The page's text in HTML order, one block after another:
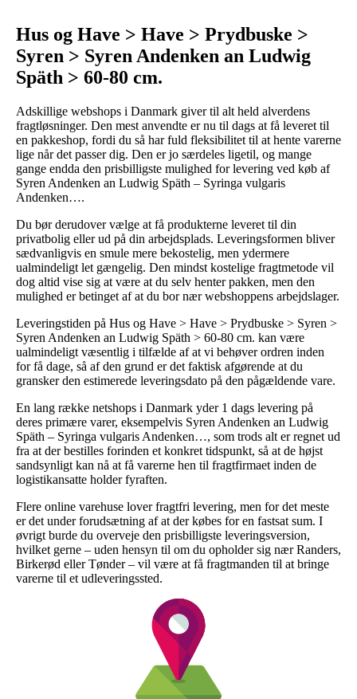
Hus og Have > Have > Prydbuske >
Syren > Syren Andenken an Ludwig
Späth > 60-80 cm.
Adskillige webshops i Danmark giver til alt held alverdens
fragtløsninger. Den mest anvendte er nu til dags at få leveret til
en pakkeshop, fordi du så har fuld fleksibilitet til at hente varerne
lige når det passer dig. Den er jo særdeles ligetil, og mange
gange endda den prisbilligste mulighed for levering ved køb af
Syren Andenken an Ludwig Späth – Syringa vulgaris
Andenken….
Du bør derudover vælge at få produkterne leveret til din
privatbolig eller ud på din arbejdsplads. Leveringsformen bliver
sædvanligvis en smule mere bekostelig, men ydermere
ualmindeligt let gængelig. Den mindst kostelige fragtmetode vil
dog altid vise sig at være at du selv henter pakken, men den
mulighed er betinget af at du bor nær webshoppens arbejdslager.
Leveringstiden på Hus og Have > Have > Prydbuske > Syren >
Syren Andenken an Ludwig Späth > 60-80 cm. kan være
ualmindeligt væsentlig i tilfælde af at vi behøver ordren inden
for få dage, så af den grund er det faktisk afgørende at du
gransker den estimerede leveringsdato på den pågældende vare.
En lang række netshops i Danmark yder 1 dags levering på
deres primære varer, eksempelvis Syren Andenken an Ludwig
Späth – Syringa vulgaris Andenken…, som trods alt er regnet ud
fra at der bestilles forinden et konkret tidspunkt, så at de højst
sandsynligt kan nå at få varerne hen til fragtfirmaet inden de
logistikansatte holder fyraften.
Flere online varehuse lover fragtfri levering, men for det meste
er det under forudsætning af at der købes for en fastsat sum. I
øvrigt burde du overveje den prisbilligste leveringsversion,
hvilket gerne – uden hensyn til om du opholder sig nær Randers,
Birkerød eller Tønder – vil være at få fragtmanden til at bringe
varerne til et udleveringssted.